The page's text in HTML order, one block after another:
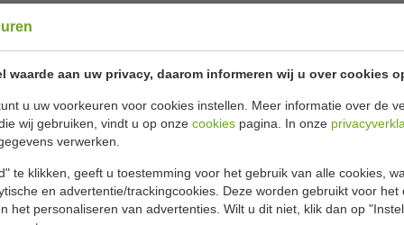
waarde aan uw privacy, daarom informeren wij u over cookies
u uw voorkeuren voor cookies instellen. Meer informatie over de
wij gebruiken, vindt u op onze cookies pagina. In onze
verwerken.
te klikken, geeft u toestemming voor het gebruik van alle cookies,
en advertentie/trackingcookies. Deze worden gebruikt voor het
het personaliseren van advertenties. Wilt u dit niet, klik dan op
Horeca
kleuren
Uitgevoerd
punt.
populairder, want ze hebben een scherp,
maar dan zonder een eventueel gevaarlijke
steakmessen een traditionele uitstraling.
Aantal
Lengte